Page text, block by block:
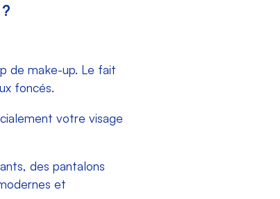
de make-up. Le fait
foncés.
votre visage
des pantalons
et